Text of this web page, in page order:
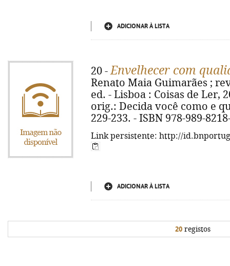
ADICIONAR À LISTA
20 -Envelhecer com
Renato Maia Guimarães ;
ed. - Lisboa : Coisas de Ler,
orig.: Decida você como e
229-233. - ISBN 978-989-
Link persistente: http://
ADICIONAR À LISTA
20registos